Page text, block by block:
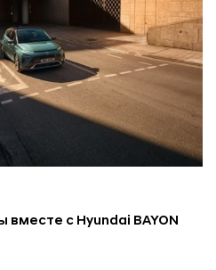
с Hyundai BAYON